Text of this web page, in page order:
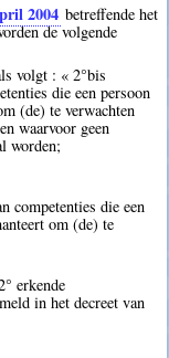
2004 betreffende het
de volgende
volgt : « 2°bis
die een persoon
(de) te verwachten
waarvoor geen
worden;
competenties die een
om (de) te
erkende
in het decreet van